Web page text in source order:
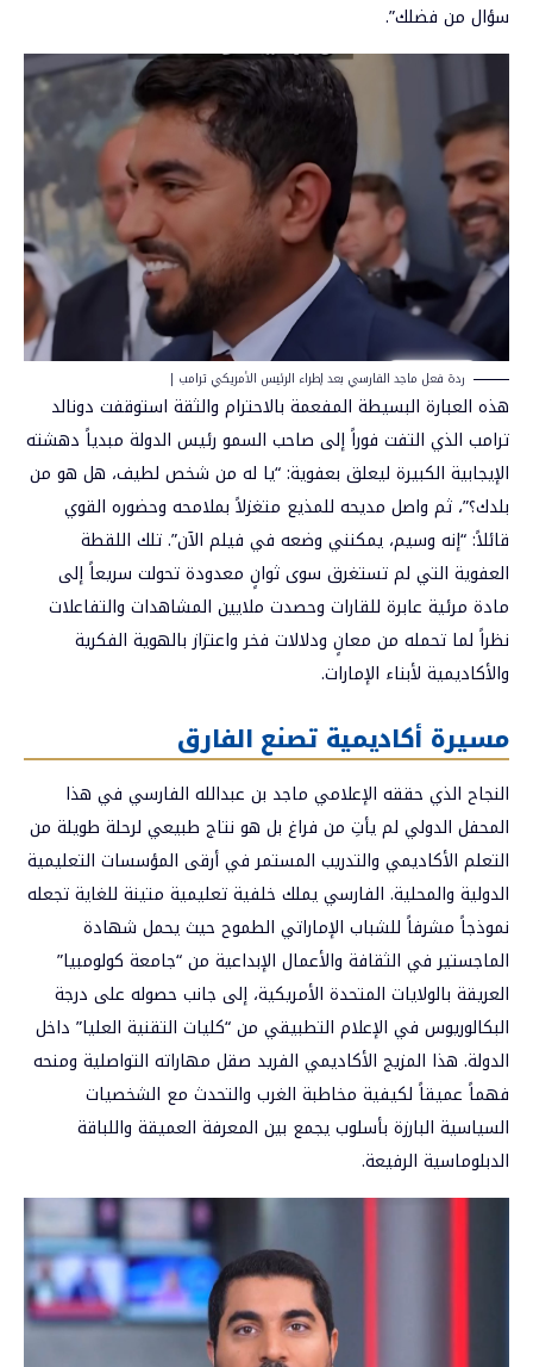
سؤال من فضلك”.
ردة فعل ماجد الفارسي بعد إطراء الرئيس الأمريكي ترامب |
هذه العبارة البسيطة المفعمة بالاحترام والثقة استوقفت دونالد
ترامب الذي التفت فوراً إلى صاحب السمو رئيس الدولة مبدياً دهشته
الإيجابية الكبيرة ليعلق بعفوية: “يا له من شخص لطيف، هل هو من
بلدك؟”، ثم واصل مديحه للمذيع متغزلاً بملامحه وحضوره القوي
قائلاً: “إنه وسيم، يمكنني وضعه في فيلم الآن”. تلك اللقطة
العفوية التي لم تستغرق سوى ثوانٍ معدودة تحولت سريعاً إلى
مادة مرئية عابرة للقارات وحصدت ملايين المشاهدات والتفاعلات
نظراً لما تحمله من معانٍ ودلالات فخر واعتزاز بالهوية الفكرية
والأكاديمية لأبناء الإمارات.
مسيرة أكاديمية تصنع الفارق
النجاح الذي حققه الإعلامي ماجد بن عبدالله الفارسي في هذا
المحفل الدولي لم يأتِ من فراغ بل هو نتاج طبيعي لرحلة طويلة من
التعلم الأكاديمي والتدريب المستمر في أرقى المؤسسات التعليمية
الدولية والمحلية. الفارسي يملك خلفية تعليمية متينة للغاية تجعله
نموذجاً مشرفاً للشباب الإماراتي الطموح حيث يحمل شهادة
الماجستير في الثقافة والأعمال الإبداعية من “جامعة كولومبيا”
العريقة بالولايات المتحدة الأمريكية، إلى جانب حصوله على درجة
البكالوريوس في الإعلام التطبيقي من “كليات التقنية العليا” داخل
الدولة. هذا المزيج الأكاديمي الفريد صقل مهاراته التواصلية ومنحه
فهماً عميقاً لكيفية مخاطبة الغرب والتحدث مع الشخصيات
السياسية البارزة بأسلوب يجمع بين المعرفة العميقة واللباقة
الدبلوماسية الرفيعة.